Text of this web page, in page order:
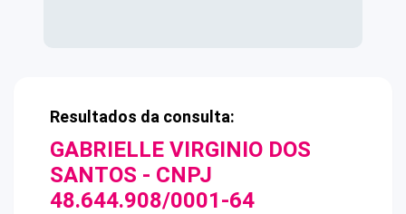
Resultados da consulta:
GABRIELLE VIRGINIO DOS
SANTOS - CNPJ
48.644.908/0001-64